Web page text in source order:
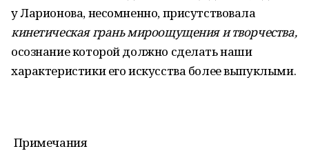
у Ларионова, несомненно, присутствовала
кинетическая грань мироощущения и творчества,
осознание которой должно сделать наши
характеристики его искусства более выпуклыми.
Примечания